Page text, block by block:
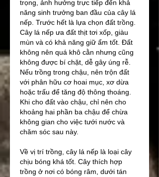
trọng, ảnh hưởng trực tiếp đến khả
năng sinh trưởng ban đầu của cây lá
nếp. Trước hết là lựa chọn đất trồng.
Cây lá nếp ưa đất thịt tơi xốp, giàu
mùn và có khả năng giữ ẩm tốt. Đất
không nên quá khô cằn nhưng cũng
không được bí chặt, dễ gây úng rễ.
Nếu trồng trong chậu, nên trộn đất
với phân hữu cơ hoai mục, xơ dừa
hoặc trấu để tăng độ thông thoáng.
Khi cho đất vào chậu, chỉ nên cho
khoảng hai phần ba chậu để chừa
không gian cho việc tưới nước và
chăm sóc sau này.
Về vị trí trồng, cây lá nếp là loại cây
chịu bóng khá tốt. Cây thích hợp
trồng ở nơi có bóng râm, dưới tán